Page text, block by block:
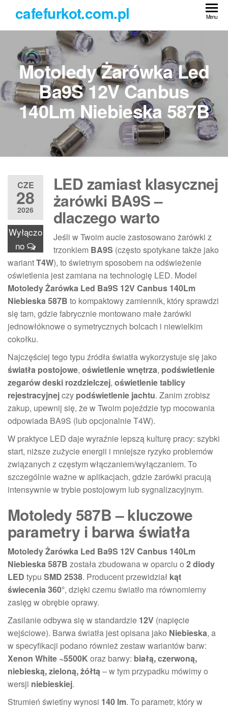
treści
cafefurkot.com.pl Menu
Motoledy Żarówka Led
Ba9S 12V Canbus
140Lm Niebieska 587B
CZE
28
2026
Wyłączo
no
LED zamiast klasycznej
żarówki BA9S –
dlaczego warto
Jeśli w Twoim aucie zastosowano żarówki z
trzonkiem BA9S (często spotykane także jako
wariantT4W), to świetnym sposobem na odświeżenie
oświetlenia jest zamiana na technologię LED. Model
Motoledy Żarówka Led Ba9S 12V Canbus 140Lm
Niebieska 587B to kompaktowy zamiennik, który sprawdzi
się tam, gdzie fabrycznie montowano małe żarówki
jednowłóknowe o symetrycznych bolcach i niewielkim
cokołku.
Najczęściej tego typu źródła światła wykorzystuje się jako
światła postojowe, oświetlenie wnętrza, podświetlenie
zegarów deski rozdzielczej, oświetlenie tablicy
rejestracyjnejczy podświetlenie jachtu. Zanim zrobisz
zakup, upewnij się, że w Twoim pojeździe typ mocowania
odpowiada BA9S (lub opcjonalnie T4W).
W praktyce LED daje wyraźnie lepszą kulturę pracy: szybki
start, niższe zużycie energii i mniejsze ryzyko problemów
związanych z częstym włączaniem/wyłączaniem. To
szczególnie ważne w aplikacjach, gdzie żarówki pracują
intensywnie w trybie postojowym lub sygnalizacyjnym.
Motoledy 587B – kluczowe
parametry i barwa światła
Motoledy Żarówka Led Ba9S 12V Canbus 140Lm
Niebieska 587B została zbudowana w oparciu o 2 diody
LED typu SMD 2538. Producent przewidział kąt
świecenia 360°, dzięki czemu światło ma równomierny
zasięg w obrębie oprawy.
Zasilanie odbywa się w standardzie 12V (napięcie
wejściowe). Barwa światła jest opisana jako Niebieska, a
w specyfikacji podano również zestaw wariantów barw:
Xenon White ~5500K oraz barwy: białą, czerwoną,
niebieską, zieloną, żółtą– w tym przypadku mówimy o
wersji niebieskiej.
Strumień świetlny wynosi 140 lm. To parametr, który w